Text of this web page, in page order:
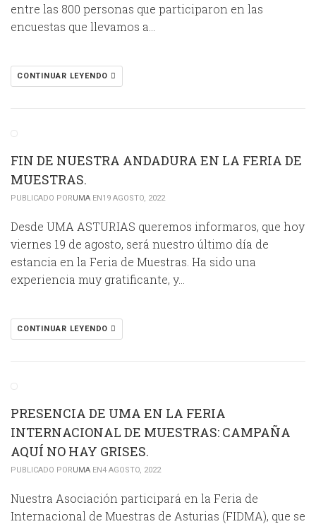
entre las 800 personas que participaron en las
encuestas que llevamos a…
CONTINUAR LEYENDO
FIN DE NUESTRA ANDADURA EN LA FERIA DE
MUESTRAS.
PUBLICADO PORUMA EN19 AGOSTO, 2022
Desde UMA ASTURIAS queremos informaros, que hoy
viernes 19 de agosto, será nuestro último día de
estancia en la Feria de Muestras. Ha sido una
experiencia muy gratificante, y…
CONTINUAR LEYENDO
PRESENCIA DE UMA EN LA FERIA
INTERNACIONAL DE MUESTRAS: CAMPAÑA
AQUÍ NO HAY GRISES.
PUBLICADO PORUMA EN4 AGOSTO, 2022
Nuestra Asociación participará en la Feria de
Internacional de Muestras de Asturias (FIDMA), que se